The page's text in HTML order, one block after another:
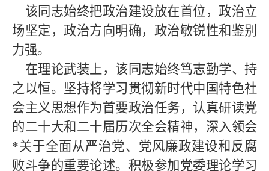
该同志始终把政治建设放在首位，政治立
场坚定，政治方向明确，政治敏锐性和鉴别
力强。
在理论武装上，该同志始终笃志勤学、持
之以恒。坚持将学习贯彻新时代中国特色社
会主义思想作为首要政治任务，认真研读党
的二十大和二十届历次全会精神，深入领会
*关于全面从严治党、党风廉政建设和反腐
败斗争的重要论述。积极参加党委理论学习